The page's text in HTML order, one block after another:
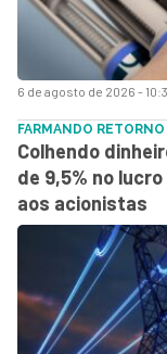
6 de agosto de 2026 -
FARMANDO RETORNO
Colhendo
de 9,5% no
aos acionistas